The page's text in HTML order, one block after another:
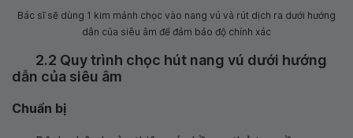
Bác sĩ sẽ dùng 1 kim mảnh chọc vào nang vú và rút dịch ra dưới hướng
dẫn của siêu âm để đảm bảo độ chính xác
2.2 Quy trình chọc hút nang vú dưới hướng
dẫn của siêu âm
Chuẩn bị